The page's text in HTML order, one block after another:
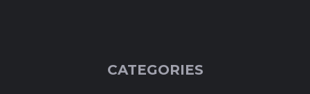
CATEGORIES